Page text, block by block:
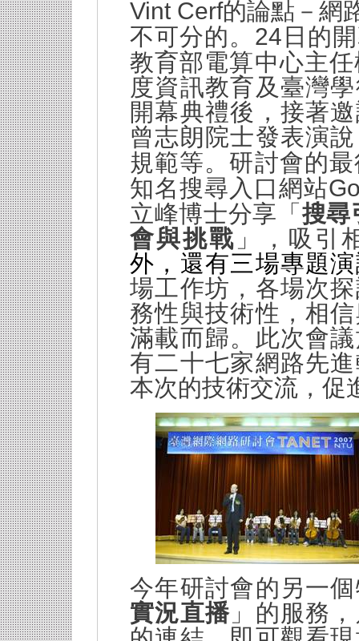
Vint Cerf的論點－網
不可分的。 24 日的
教育部電算中心主
度資訊教育及臺灣
開幕典禮後，接著
曾志朗院士發表演
規範等。研討會的
知名搜尋入口網站
立峰博士分享「 搜尋
會與挑戰 」，吸引
外，還有三場專題
場工作坊，各場次
務性與技術性，相
滿載而歸。此次會
有二十七家網路先
本次的技術交流，促
今年研討會的另一
實況直播 」的服務